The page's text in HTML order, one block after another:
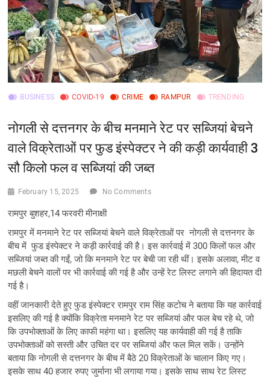
BUSINESS COVID-19 CRIME RAMPUR TRENDING
नोगली से दत्तनगर के बीच मनमाने रेट पर सब्जियां बेचने
वाले विक्रेताओं पर फुड इंस्पेक्टर ने की कड़ी कार्यवाही 3
सौ किलो फल व सब्जियां की जब्त
February 15, 2025 No Comments
रामपुर बुशहर,14 फरवरी मीनाक्षी
रामपुर में मनमाने रेट पर सब्जियां बेचने वाले विक्रेताओं पर नोगली से दत्तनगर के
बीच में फुड इंस्पेक्टर ने कड़ी कार्रवाई की है। इस कार्रवाई में 300 किलों फल और
सब्जियां जब्त की गईं, जो कि मनमाने रेट पर बेची जा रही थीं। इसके अलावा, मीट व
मछली बेचने वालों पर भी कार्रवाई की गई है और उन्हें रेट लिस्ट लगाने की हिदायत दी
गई है।
वहीं जानकारी देते हुए फुड इंस्पेक्टर रामपुर राम सिंह कटोच ने बताया कि यह कार्रवाई
इसलिए की गई है क्योंकि विक्रेता मनमाने रेट पर सब्जियां और फल बेच रहे थे, जो
कि उपभोक्ताओं के लिए काफी महंगा था। इसलिए यह कार्यवाही की गई है ताकि
उपभोक्ताओं को सस्ती और उचित दर पर सब्जियां और फल मिल सकें। उन्होंने
बताया कि नोगली से दत्तनगर के बीच में बैठे 20 विक्रेताओं के चालान किए गए।
इसके साथ 40 हजार रुपए जुर्माना भी लगाया गया। इसके साथ साथ रेट लिस्ट